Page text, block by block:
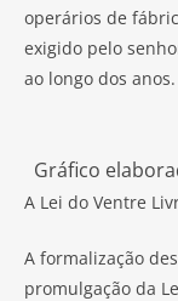
operários de
exigido pelo
ao longo dos anos.
Gráfico
A Lei do Ventre
A formalização
promulgação da